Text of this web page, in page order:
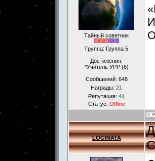
Тайный советник
Группа: Группа 5
Достижения:
*Учитель УРР (6)
Сообщений: 648
Награды: 21
Репутация: 44
Статус: Offline
LOGINATA